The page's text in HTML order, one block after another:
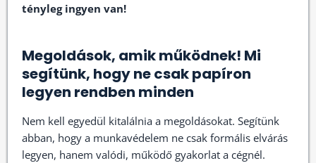
tényleg ingyen van!
Megoldások, amik működnek! Mi
segítünk, hogy ne csak papíron
legyen rendben minden
Nem kell egyedül kitalálnia a megoldásokat. Segítünk
abban, hogy a munkavédelem ne csak formális elvárás
legyen, hanem valódi, működő gyakorlat a cégnél.